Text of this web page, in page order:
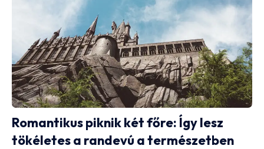
Romantikus piknik két főre: Így lesz
tökéletes a randevú a természetben